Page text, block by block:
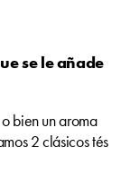
se le añade
bien un aroma
2 clásicos tés